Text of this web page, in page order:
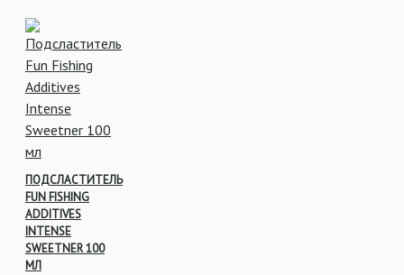
ПОДСЛАСТИТЕЛЬ
FUN FISHING
ADDITIVES
INTENSE
SWEETNER 100
МЛ